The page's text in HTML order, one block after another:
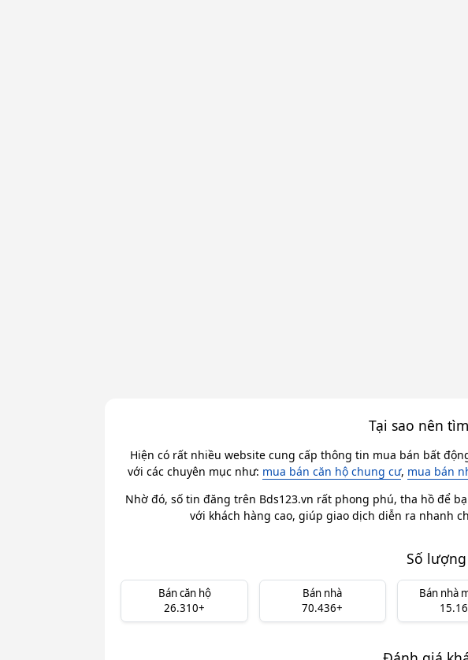
Tại sao nên
Hiện có rất nhiều website cung cấp thông tin mua bán bất
với các chuyên mục như: mua bán căn hộ chung cư, mua bán
Nhờ đó, số tin đăng trên Bds123.vn rất phong phú, tha hồ để
với khách hàng cao, giúp giao dịch diễn ra nhanh
Số
Bán căn hộ
26.310+
Bán nhà
70.436+
Bán nhà